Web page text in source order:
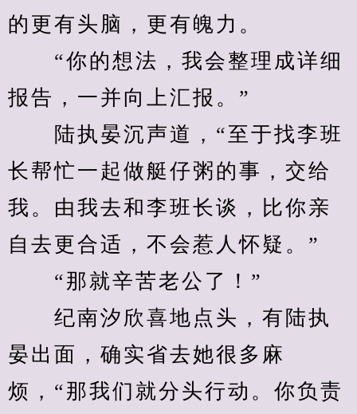
的更有头脑，更有魄力。
“你的想法，我会整理成详细
报告，一并向上汇报。”
陆执晏沉声道，“至于找李班
长帮忙一起做艇仔粥的事，交给
我。由我去和李班长谈，比你亲
自去更合适，不会惹人怀疑。”
“那就辛苦老公了！”
纪南汐欣喜地点头，有陆执
晏出面，确实省去她很多麻
烦，“那我们就分头行动。你负责